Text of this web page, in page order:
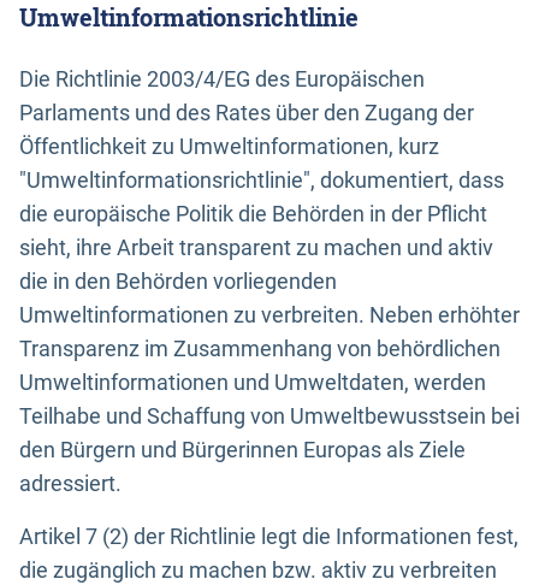
Umweltinformationsrichtlinie
Die Richtlinie 2003/4/EG des Europäischen
Parlaments und des Rates über den Zugang der
Öffentlichkeit zu Umweltinformationen, kurz
"Umweltinformationsrichtlinie", dokumentiert, dass
die europäische Politik die Behörden in der Pflicht
sieht, ihre Arbeit transparent zu machen und aktiv
die in den Behörden vorliegenden
Umweltinformationen zu verbreiten. Neben erhöhter
Transparenz im Zusammenhang von behördlichen
Umweltinformationen und Umweltdaten, werden
Teilhabe und Schaffung von Umweltbewusstsein bei
den Bürgern und Bürgerinnen Europas als Ziele
adressiert.
Artikel 7 (2) der Richtlinie legt die Informationen fest,
die zugänglich zu machen bzw. aktiv zu verbreiten